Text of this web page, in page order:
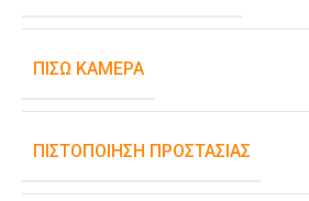
ΠΊΣΩ ΚΆΜΕΡΑ
ΠΙΣΤΟΠΟΊΗΣΗ ΠΡΟΣΤΑΣΊΑΣ